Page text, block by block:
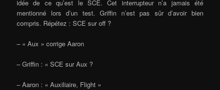
idée de ce qu’est le SCE. Cet interrupteur n’a jamais été
mentionné lors d’un test. Griffin n’est pas sûr d’avoir bien
compris. Répétez : SCE sur off ?
– « Aux » corrige Aaron
– Griffin : « SCE sur Aux ?
– Aaron : « Auxiliaire, Flight »